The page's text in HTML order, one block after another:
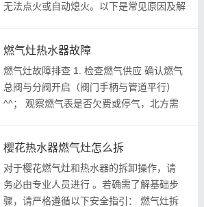
无法点火或自动熄火。以下是常见原因及解
管被异物（如鸟巢、灰尘）阻塞或弯...
燃气灶热水器故障
燃气灶故障排查 1. 检查燃气供应 确认燃气
总阀与分阀开启（阀门手柄与管道平行）
^^； 观察燃气表是否欠费或停气，北方需
件 更换1号碱性电池，清洁电池仓金属片...
樱花热水器燃气灶怎么拆
对于樱花燃气灶和热水器的拆卸操作，请
务必由专业人员进行 。若确需了解基础步
骤，请严格遵循以下安全指引： 燃气灶拆